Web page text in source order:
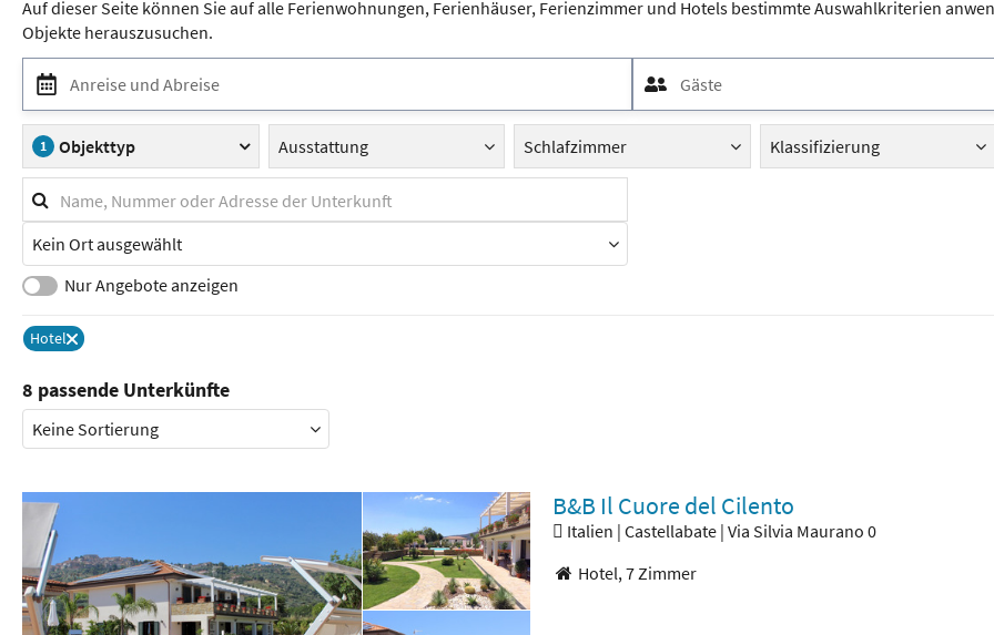
Auf dieser Seite können Sie auf alle Ferienwohnungen, Ferienhäuser, Ferienzimmer und Hotels bestimmte Auswahlkriterien
Objekte herauszusuchen.
Anreise und Abreise Gäste
Suchfilter
1 Objekttyp Ausstattung Schlafzimmer Klassifizierung
Stichwortsuche
Stadt
Ort
Nur Angebote anzeigen
Entferne
Hotel
8 passende Unterkünfte
B&B Il Cuore del Cilento
Italien | Castellabate | Via Silvia Maurano 0
Hotel,7 Zimmer